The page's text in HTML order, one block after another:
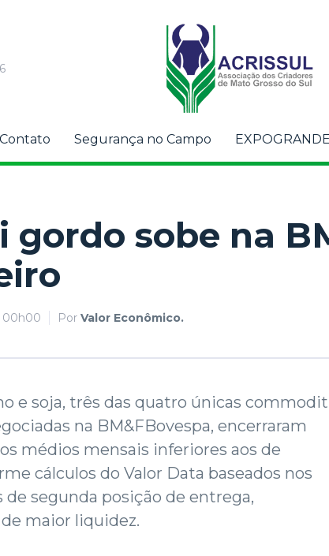
Contato Segurança no Campo EXPOGRANDE
gordo sobe na
00h00 Por Valor Econômico.
e soja, três das quatro únicas
na BM&FBovespa, encerraram
médios mensais inferiores aos de
cálculos do Valor Data baseados nos
segunda posição de entrega,
maior liquidez.